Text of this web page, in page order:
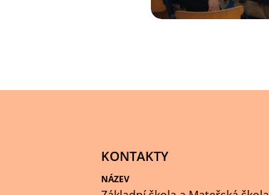
KONTAKTY
NÁZEV